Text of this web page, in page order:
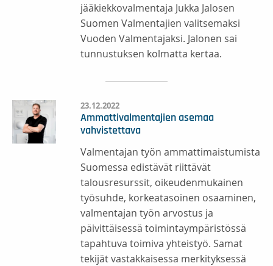
jääkiekkovalmentaja Jukka Jalosen
Suomen Valmentajien valitsemaksi
Vuoden Valmentajaksi. Jalonen sai
tunnustuksen kolmatta kertaa.
23.12.2022
Ammattivalmentajien asemaa
vahvistettava
Valmentajan työn ammattimaistumista
Suomessa edistävät riittävät
talousresurssit, oikeudenmukainen
työsuhde, korkeatasoinen osaaminen,
valmentajan työn arvostus ja
päivittäisessä toimintaympäristössä
tapahtuva toimiva yhteistyö. Samat
tekijät vastakkaisessa merkityksessä